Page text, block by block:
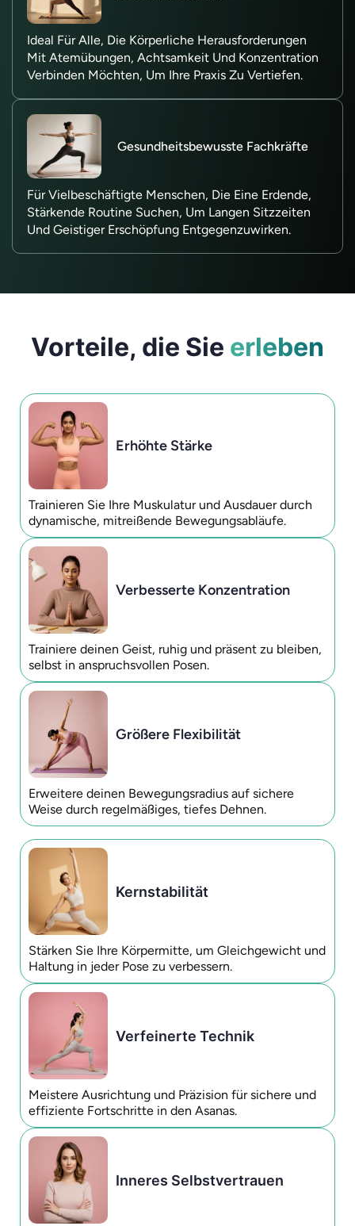
Ideal Für Alle, Die Körperliche Herausforderungen
Mit Atemübungen, Achtsamkeit Und Konzentration
Verbinden Möchten, Um Ihre Praxis Zu Vertiefen.
Gesundheitsbewusste Fachkräfte
Für Vielbeschäftigte Menschen, Die Eine Erdende,
Stärkende Routine Suchen, Um Langen Sitzzeiten
Und Geistiger Erschöpfung Entgegenzuwirken.
Vorteile, die Sie erleben
Erhöhte Stärke
Trainieren Sie Ihre Muskulatur und Ausdauer durch
dynamische, mitreißende Bewegungsabläufe.
Verbesserte Konzentration
Trainiere deinen Geist, ruhig und präsent zu bleiben,
selbst in anspruchsvollen Posen.
Größere Flexibilität
Erweitere deinen Bewegungsradius auf sichere
Weise durch regelmäßiges, tiefes Dehnen.
Kernstabilität
Stärken Sie Ihre Körpermitte, um Gleichgewicht und
Haltung in jeder Pose zu verbessern.
Verfeinerte Technik
Meistere Ausrichtung und Präzision für sichere und
effiziente Fortschritte in den Asanas.
Inneres Selbstvertrauen